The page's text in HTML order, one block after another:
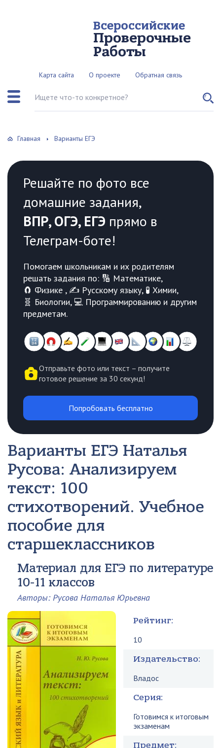
Всероссийские
Проверочные
Работы
Карта сайта О проекте Обратная связь
Поиск по сайту
Главная Варианты ЕГЭ
Решайте по фото все
домашние задания,
ВПР, ОГЭ, ЕГЭ прямо в
Телеграм-боте!
Помогаем школьникам и их родителям
решать задания по: 🔢 Математике,
🧲 Физике , ✍️ Русскому языку, 🧪 Химии,
🧬 Биологии, 💻 Программированию и другим
предметам.
Отправьте фото или текст – получите
готовое решение за 30 секунд!
Попробовать бесплатно
Варианты ЕГЭ Наталья
Русова: Анализируем
текст: 100
стихотворений. Учебное
пособие для
старшеклассников
Материал для ЕГЭ по литературе
10-11 классов
Авторы: Русова Наталья Юрьевна
Рейтинг:
10
Издательство:
Владос
Серия:
Готовимся к итоговым
экзаменам
Предмет: